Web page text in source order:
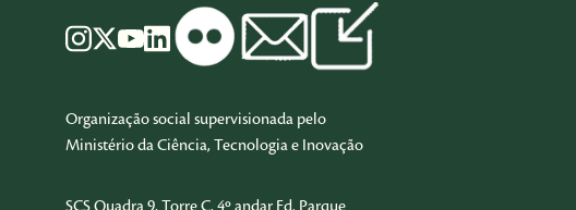
Organização social supervisionada pelo
Ministério da Ciência, Tecnologia e Inovação
SCS Quadra 9, Torre C, 4º andar Ed. Parque